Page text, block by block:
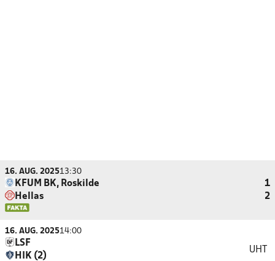
16. AUG. 202513:30
KFUM BK, Roskilde
1
Hellas
2
16. AUG. 202514:00
LSF
HIK (2)
UHT